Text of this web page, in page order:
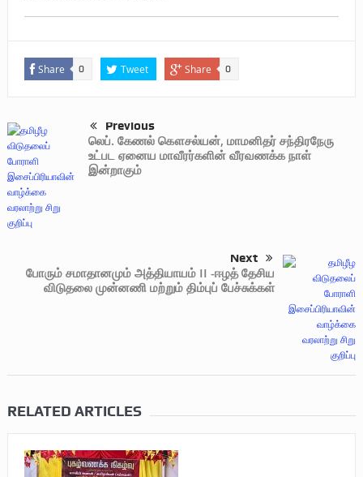
Share 0 Tweet Share 0
Previous
லெப். கேணல் கௌசல்யன், மாமனிதர் சந்திரநேரு
உட்பட ஏனைய மாவீரர்களின் வீரவணக்க நாள்
இன்றாகும்
Next
போரும் சமாதானமும் அத்தியாயம் II -ஈழத் தேசிய
விடுதலை முன்னணி மற்றும் திம்புப் பேச்சுக்கள்
RELATED ARTICLES